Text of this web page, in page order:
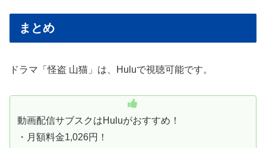
まとめ
ドラマ「怪盗 山猫」は、Huluで視聴可能です。
動画配信サブスクはHuluがおすすめ！
・月額料金1,026円！